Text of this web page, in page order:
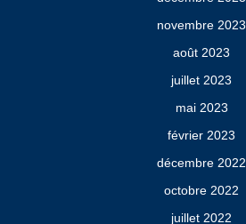
novembre 2023
août 2023
juillet 2023
mai 2023
février 2023
décembre 2022
octobre 2022
juillet 2022